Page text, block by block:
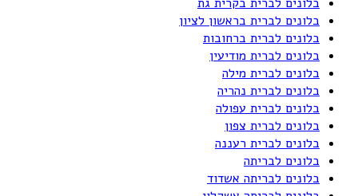
בלונים לברית בראשון לציון
בלונים לברית ברחובות
בלונים לברית מודיעין
בלונים לברית מילה
בלונים לברית נהריה
בלונים לברית עפולה
בלונים לברית צפון
בלונים לברית רעננה
בלונים לבריתה
בלונים לבריתה אשדוד